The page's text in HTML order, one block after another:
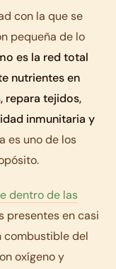
con la que se
pequeña de lo
es la red total
nutrientes en
repara tejidos,
inmunitaria y
es uno de los
dentro de las
presentes en casi
combustible del
oxígeno y